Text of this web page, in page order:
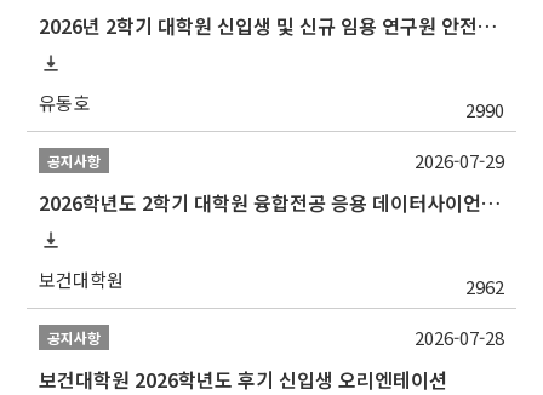
2026년 2학기 대학원 신입생 및 신규 임용 연구원 안전환경교육(신규교육) 실시 안내
유동호 2990
공지사항
2026학년도 2학기 대학원 융합전공 응용 데이터사이언스 선발 계획 알림
보건대학원 2962
2026-07-29
공지사항
보건대학원 2026학년도 후기 신입생 오리엔테이션
2026-07-28